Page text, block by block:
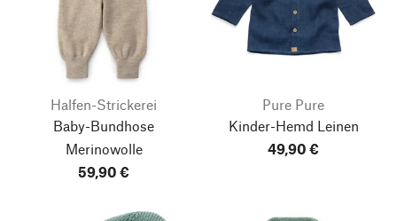
Halfen-Strickerei
Baby-Bundhose
Merinowolle
59,90 €
Pure Pure
Kinder-Hemd Leinen
49,90 €